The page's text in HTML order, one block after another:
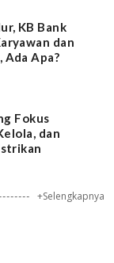
KB Bank
dan
Apa?
Fokus
dan
+Selengkapnya